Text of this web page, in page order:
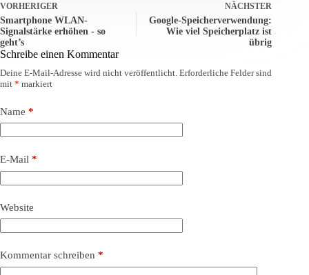
VORHERIGER
Smartphone WLAN-
Signalstärke erhöhen - so
geht’s
NÄCHSTER
Google-Speicherverwendung:
Wie viel Speicherplatz ist
übrig
Schreibe einen Kommentar
Deine E-Mail-Adresse wird nicht veröffentlicht. Erforderliche Felder sind
mit * markiert
Name *
E-Mail *
Website
Kommentar schreiben *